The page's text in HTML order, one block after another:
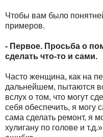
Чтобы вам было
примеров.
- Первое. Просьба о
сделать что-то и сами.
Часто женщина, как на
дальнейшем, пытаются
вслух о том, что могут
себя обеспечить, я могу
сама сделать ремонт, я
хулигану по голове и